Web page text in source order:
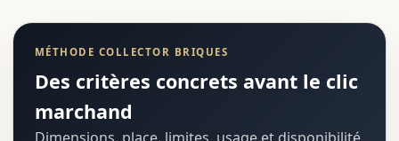
MÉTHODE COLLECTOR BRIQUES
Des critères concrets avant le clic
marchand